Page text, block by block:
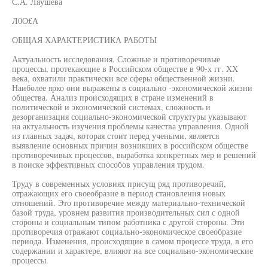
Л0О£А
ОБЩАЯ ХАРАКТЕРИСТИКА РАБОТЫ
Актуальность исследования. Сложные и противоречивые
процессы, протекающие в Российском обществе в 90-х гг. XX
века, охватили практически все сферы общественной жизни.
Наиболее ярко они выражены в социально -экономической жизни
общества. Анализ происходящих в стране изменений в
политической и экономической системах, сложность и
дезорганизация социально-экономической структуры указывают
на актуальность изучения проблемы качества управления. Одной
из главных задач, которая стоит перед учеными, является
выявление основных причин возникших в российском обществе
противоречивых процессов, выработка конкретных мер и решений
в поиске эффективных способов управления трудом.
Труду в современных условиях присущ ряд противоречий,
отражающих его своеобразие в период становления новых
отношений. Это противоречие между материально-технической
базой труда, уровнем развития производительных сил с одной
стороны и социальным типом работника с другой стороны. Эти
противоречия отражают социально-экономическое своеобразие
периода. Изменения, происходящие в самом процессе труда, в его
содержании и характере, влияют на все социально-экономические
процессы.